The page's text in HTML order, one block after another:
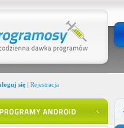
się| Rejestracja